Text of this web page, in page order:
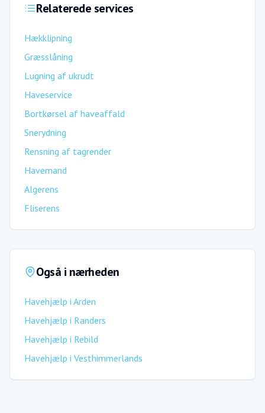
Relaterede services
Hækklipning
Græsslåning
Lugning af ukrudt
Haveservice
Bortkørsel af haveaffald
Snerydning
Rensning af tagrender
Havemand
Algerens
Fliserens
Også i nærheden
Havehjælp i Arden
Havehjælp i Randers
Havehjælp i Rebild
Havehjælp i Vesthimmerlands